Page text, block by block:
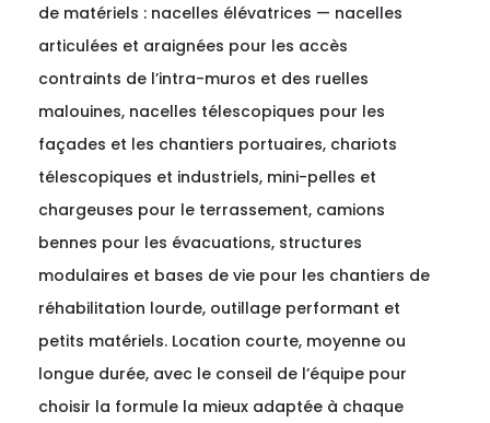
de matériels : nacelles élévatrices — nacelles
articulées et araignées pour les accès
contraints de l’intra-muros et des ruelles
malouines, nacelles télescopiques pour les
façades et les chantiers portuaires, chariots
télescopiques et industriels, mini-pelles et
chargeuses pour le terrassement, camions
bennes pour les évacuations, structures
modulaires et bases de vie pour les chantiers de
réhabilitation lourde, outillage performant et
petits matériels. Location courte, moyenne ou
longue durée, avec le conseil de l’équipe pour
choisir la formule la mieux adaptée à chaque